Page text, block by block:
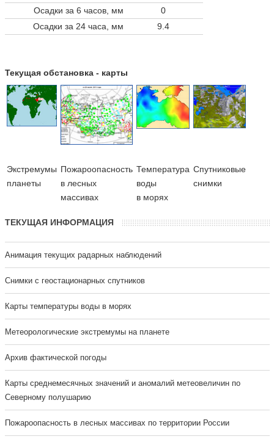
Осадки за 6 часов, мм
0
Осадки за 24 часа, мм
9.4
Текущая обстановка - карты
Экстремумы
планеты
Пожароопасность
в лесных
массивах
Температура
воды
в морях
Cпутниковые
снимки
ТЕКУЩАЯ ИНФОРМАЦИЯ
Анимация текущих радарных наблюдений
Cнимки с геостационарных спутников
Карты температуры воды в морях
Метеорологические экстремумы на планете
Архив фактической погоды
Карты среднемесячных значений и аномалий метеовеличин по
Северному полушарию
Пожароопасность в лесных массивах по территории России